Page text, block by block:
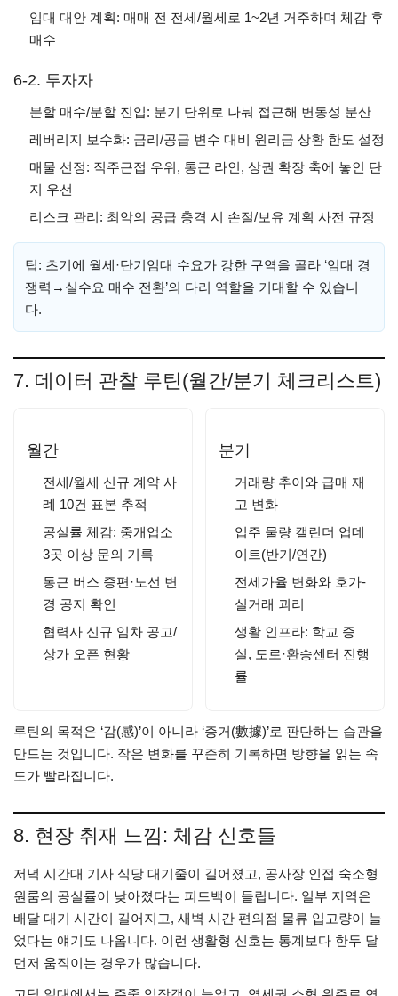
임대 대안 계획: 매매 전 전세/월세로 1~2년 거주하며 체감 후
매수
6-2. 투자자
분할 매수/분할 진입: 분기 단위로 나눠 접근해 변동성 분산
레버리지 보수화: 금리/공급 변수 대비 원리금 상환 한도 설정
매물 선정: 직주근접 우위, 통근 라인, 상권 확장 축에 놓인 단
지 우선
리스크 관리: 최악의 공급 충격 시 손절/보유 계획 사전 규정
팁: 초기에 월세·단기임대 수요가 강한 구역을 골라 ‘임대 경
쟁력→실수요 매수 전환’의 다리 역할을 기대할 수 있습니
다.
7. 데이터 관찰 루틴(월간/분기 체크리스트)
월간
전세/월세 신규 계약 사
례 10건 표본 추적
공실률 체감: 중개업소
3곳 이상 문의 기록
통근 버스 증편·노선 변
경 공지 확인
협력사 신규 임차 공고/
상가 오픈 현황
분기
거래량 추이와 급매 재
고 변화
입주 물량 캘린더 업데
이트(반기/연간)
전세가율 변화와 호가-
실거래 괴리
생활 인프라: 학교 증
설, 도로·환승센터 진행
률
루틴의 목적은 ‘감(感)’이 아니라 ‘증거(數據)’로 판단하는 습관을
만드는 것입니다. 작은 변화를 꾸준히 기록하면 방향을 읽는 속
도가 빨라집니다.
8. 현장 취재 느낌: 체감 신호들
저녁 시간대 기사 식당 대기줄이 길어졌고, 공사장 인접 숙소형
원룸의 공실률이 낮아졌다는 피드백이 들립니다. 일부 지역은
배달 대기 시간이 길어지고, 새벽 시간 편의점 물류 입고량이 늘
었다는 얘기도 나옵니다. 이런 생활형 신호는 통계보다 한두 달
먼저 움직이는 경우가 많습니다.